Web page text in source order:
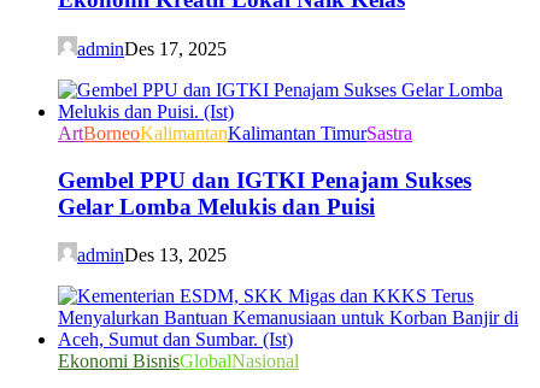
adminDes 17, 2025
ArtBorneoKalimantanKalimantan TimurSastra
Gembel PPU dan IGTKI Penajam Sukses
Gelar Lomba Melukis dan Puisi
adminDes 13, 2025
Ekonomi BisnisGlobalNasional